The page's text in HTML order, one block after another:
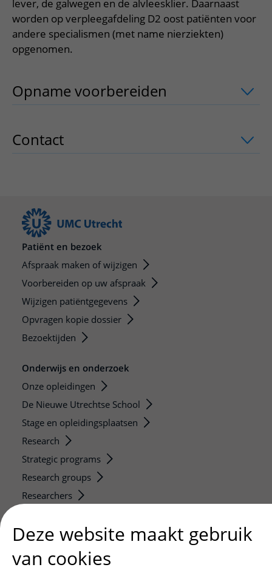
Onderzoeken en diagnostiek
Het Wilhelmina Kinderziekenhuis
Bloedprikken
Wachttijden
Bezoektijden
Mijn UMC Utrecht patiëntportaal
Faciliteiten en voorzieningen
Bezoekregels
Kwaliteit en veiligheid
Route naar het ziekenhuis
Parkeren
Wegwijs in het ziekenhuis
Contact met verpleegafdeling
Teleconsult aanvragen
Diagnostiek aanvragen
Over UMC Utrecht
Research
Werken bij het UMC Utrecht
lever, de galwegen en de alvleesklier. Daarnaast
worden op verpleegafdeling D2 oost patiënten voor
andere specialismen (met name nierziekten)
opgenomen.
Opname voorbereiden uitklapper,
Contact uitklapper, klik om te openen
Patiënt en bezoek
Afspraak maken of wijzigen
Voorbereiden op uw afspraak
Wijzigen patiëntgegevens
Opvragen kopie dossier
Bezoektijden
Onderwijs en onderzoek
Onze opleidingen
De Nieuwe Utrechtse School
Stage en opleidingsplaatsen
Research
Strategic programs
Research groups
Researchers
Verwijzers
Mijn patiënt verwijzen
Deze website maakt gebruik
van cookies